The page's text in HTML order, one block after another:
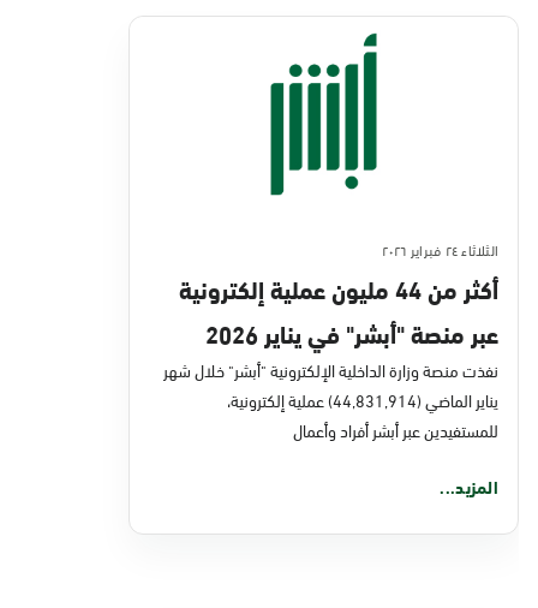
الثلاثاء ٢٤ فبراير ٢٠٢٦
أكثر من 44 مليون عملية إلكترونية
عبر منصة "أبشر" في يناير 2026
نفذت منصة وزارة الداخلية الإلكترونية "أبشر" خلال شهر
يناير الماضي (44,831,914) عملية إلكترونية،
للمستفيدين عبر أبشر أفراد وأعمال
المزيد...